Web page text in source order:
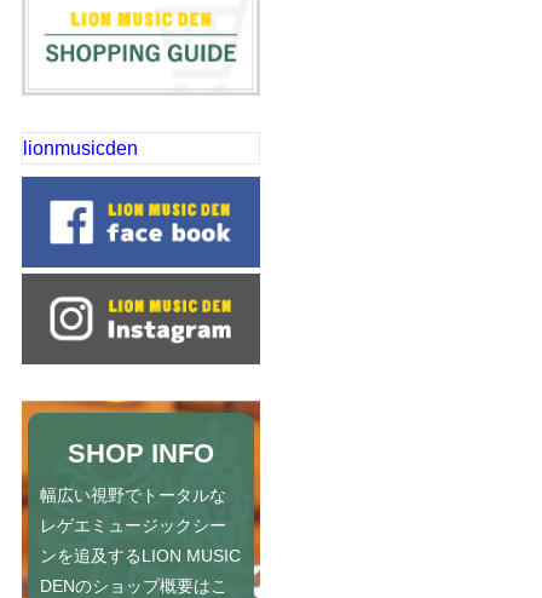
lionmusicden
SHOP INFO
幅広い視野でトータルな
レゲエミュージックシー
ンを追及するLION MUSIC
DENのショップ概要はこ